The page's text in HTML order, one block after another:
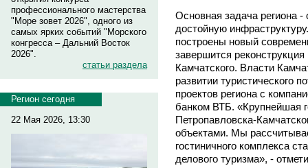
профессионального мастерства
"Море зовет 2026", одного из
самых ярких событий "Морского
конгресса – Дальний Восток
2026".
статьи раздела
Регион сегодня
22 Мая 2026, 13:30
Основная задача региона -
достойную
построены новый
завершится
Камчатского. Власти
развитии туристического
проектов региона с
банком ВТБ. «Крупнейшая
Петропавловска-
объектами. Мы
гостиничного комплекса
делового туризма», -